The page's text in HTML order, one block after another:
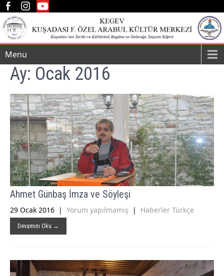
Menu
Ay: Ocak 2016
Ahmet Günbaş İmza ve Söyleşi
29 Ocak 2016 | Yorum yapılmamış | Haberler Türkçe
Devamını Oku →